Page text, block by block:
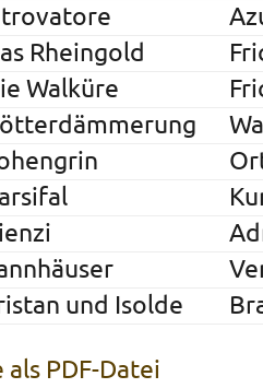
Rheingold
Walküre
und Isolde
PDF-Datei